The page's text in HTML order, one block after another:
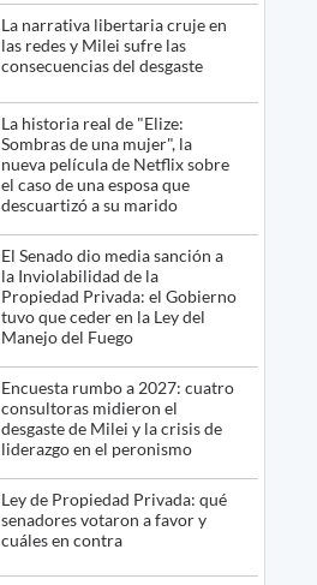
La narrativa libertaria cruje en
las redes y Milei sufre las
consecuencias del desgaste
La historia real de "Elize:
Sombras de una mujer", la
nueva película de Netflix sobre
el caso de una esposa que
descuartizó a su marido
El Senado dio media sanción a
la Inviolabilidad de la
Propiedad Privada: el Gobierno
tuvo que ceder en la Ley del
Manejo del Fuego
Encuesta rumbo a 2027: cuatro
consultoras midieron el
desgaste de Milei y la crisis de
liderazgo en el peronismo
Ley de Propiedad Privada: qué
senadores votaron a favor y
cuáles en contra